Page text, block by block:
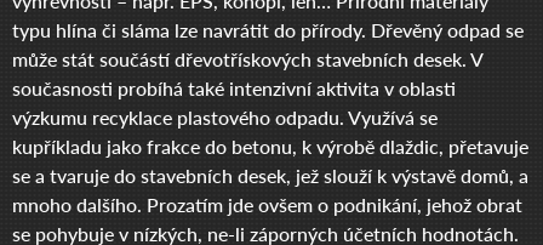
typu hlína či sláma lze navrátit do přírody. Dřevěný odpad se
může stát součástí dřevotřískových stavebních desek. V
současnosti probíhá také intenzivní aktivita v oblasti
výzkumu recyklace plastového odpadu. Využívá se
kupříkladu jako frakce do betonu, k výrobě dlaždic, přetavuje
se a tvaruje do stavebních desek, jež slouží k výstavě domů, a
mnoho dalšího. Prozatím jde ovšem o podnikání, jehož obrat
se pohybuje v nízkých, ne-li záporných účetních hodnotách.